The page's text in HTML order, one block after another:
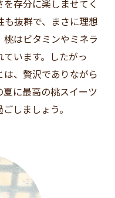
存分に楽しませてく
抜群で、まさに理想
はビタミンやミネラ
います。したがっ
、贅沢でありながら
に最高の桃スイーツ
しましょう。